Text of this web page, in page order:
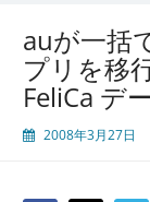
auが一括
プリを移
FeliCa デ
2008年3月27日